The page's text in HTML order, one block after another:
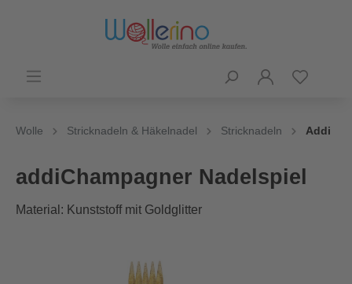
Wolle Stricknadeln & Häkelnadel Stricknadeln Addi
addiChampagner Nadelspiel
Material: Kunststoff mit Goldglitter